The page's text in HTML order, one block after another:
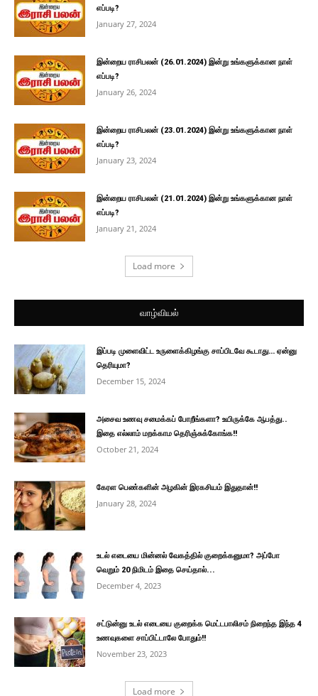
எப்படி?
January 27, 2024
இன்றைய ராசிபலன் (26.01.2024) இன்று உங்களுக்கான நாள்
எப்படி?
January 26, 2024
இன்றைய ராசிபலன் (23.01.2024) இன்று உங்களுக்கான நாள்
எப்படி?
January 23, 2024
இன்றைய ராசிபலன் (21.01.2024) இன்று உங்களுக்கான நாள்
எப்படி?
January 21, 2024
Load more
வாழ்வியல்
இப்படி முளைவிட்ட உருளைக்கிழங்கு சாப்பிடவே கூடாது… ஏன்னு
தெரியுமா?
December 15, 2024
அசைவ உணவு சமைக்கப் போறீங்களா? உயிருக்கே ஆபத்து..
இதை எல்லாம் மறக்காம தெரிஞ்சுக்கோங்க!!
October 21, 2024
கேரள பெண்களின் அழகின் இரகசியம் இதுதான்!!
January 28, 2024
உடல் எடையை மின்னல் வேகத்தில் குறைக்கனுமா? அப்போ
வெறும் 20 நிமிடம் இதை செய்தால்...
December 4, 2023
சட்டுன்னு உடல் எடையை குறைக்க மெட்டபாலிசம் நிறைந்த இந்த 4
உணவுகளை சாப்பிட்டாலே போதும்!!
November 23, 2023
Load more